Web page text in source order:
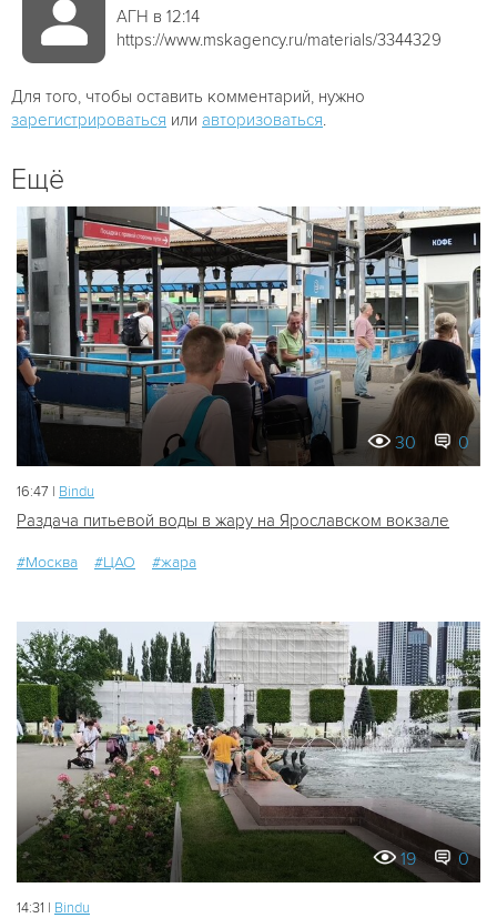
АГН в 12:14
https://www.mskagency.ru/materials/3344329
Для того, чтобы оставить комментарий, нужно
зарегистрироваться или авторизоваться
Ещё
30 0
16:47 | Bindu
Раздача питьевой воды в жару на Ярославском вокзале
#Москва #ЦАО #жара
19 0
14:31 | Bindu